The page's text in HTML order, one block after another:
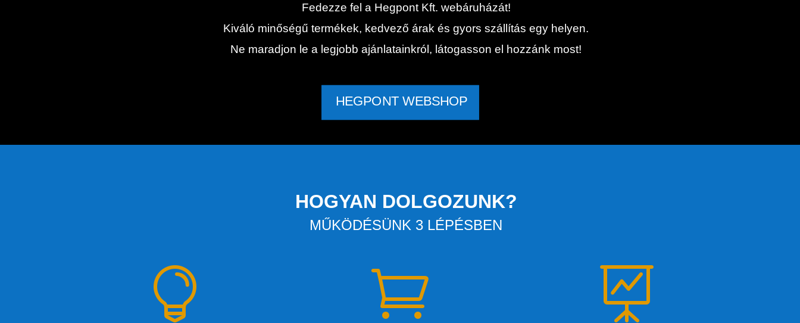
Fedezze fel a Hegpont Kft. webáruházát!
Kiváló minőségű termékek, kedvező árak és gyors szállítás egy helyen.
Ne maradjon le a legjobb ajánlatainkról, látogasson el hozzánk most!
HEGPONT WEBSHOP
HOGYAN DOLGOZUNK?
MŰKÖDÉSÜNK 3 LÉPÉSBEN
  